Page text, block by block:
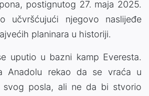
postignutog 27. maja 2025.
učvršćujući njegovo naslijeđe
planinara u historiji.
uputio u bazni kamp Everesta.
Anadolu rekao da se vraća u
svog posla, ali ne da bi stvorio